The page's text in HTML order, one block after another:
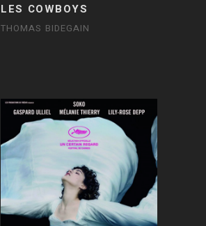
LES COWBOYS
THOMAS BIDEGAIN